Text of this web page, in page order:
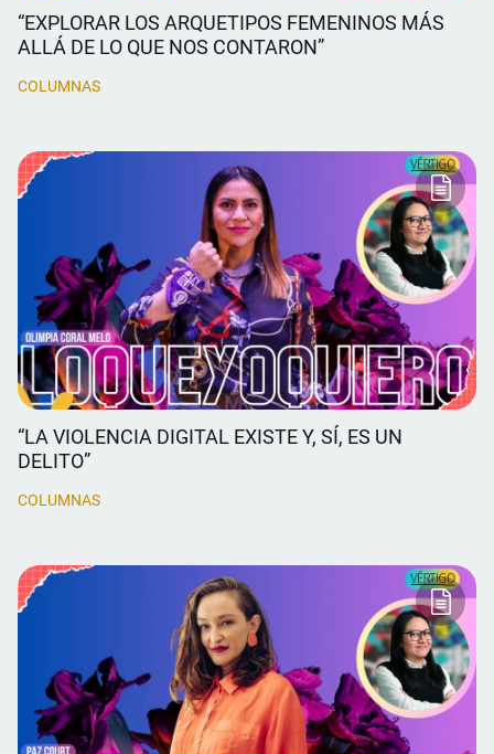
“EXPLORAR LOS ARQUETIPOS FEMENINOS MÁS
ALLÁ DE LO QUE NOS CONTARON”
COLUMNAS
“LA VIOLENCIA DIGITAL EXISTE Y, SÍ, ES UN
DELITO”
COLUMNAS